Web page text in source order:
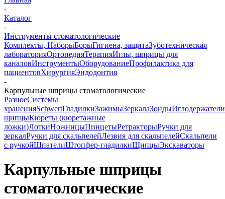
-
Каталог
-
Инструменты стоматологические
Комплекты, НаборыБорыГигиена, защитаЗуботехническая
лабораторияОртопедияТерапияИглы, шприцы для
каналовИнструментыОборудованиеПрофилактика для
пациентовХирургияЭндодонтия
-
Карпульные шприцы стоматологические
РазноеСистемы
храненияSchwertГладилкиЗажимыЗеркалаЗондыИглодержатели
щипцыКюреты (кюретажные
ложки)ЛоткиНожницыПинцетыРетракторыРучки для
зеркалРучки для скальпелейЛезвия для скальпелейСкальпели
с ручкойШпателиШтопфер-гладилкиЩипцыЭкскаваторы
Карпульные шприцы
стоматологические